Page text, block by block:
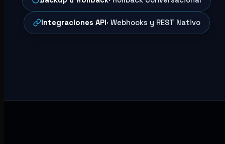
Integraciones API· Webhooks y REST Nativo